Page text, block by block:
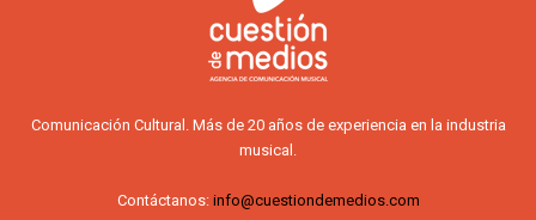
Comunicación Cultural. Más de 20 años de experiencia en la industria
musical.
Contáctanos: info@cuestiondemedios.com